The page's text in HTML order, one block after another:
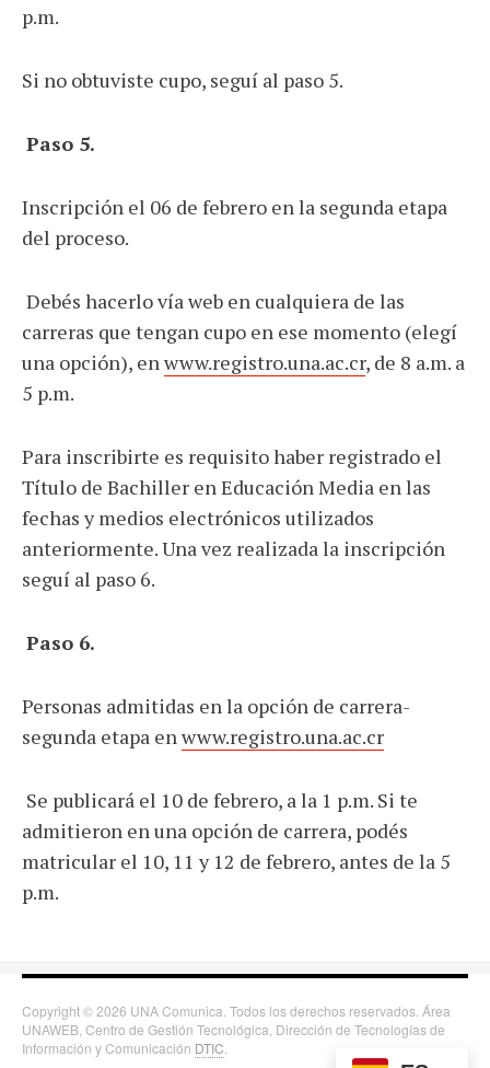
p.m.
Si no obtuviste cupo, seguí al paso 5.
Paso 5.
Inscripción el 06 de febrero en la segunda etapa
del proceso.
Debés hacerlo vía web en cualquiera de las
carreras que tengan cupo en ese momento (elegí
una opción), en www.registro.una.ac.cr, de 8 a.m. a
5 p.m.
Para inscribirte es requisito haber registrado el
Título de Bachiller en Educación Media en las
fechas y medios electrónicos utilizados
anteriormente. Una vez realizada la inscripción
seguí al paso 6.
Paso 6.
Personas admitidas en la opción de carrera-
segunda etapa en www.registro.una.ac.cr
Se publicará el 10 de febrero, a la 1 p.m. Si te
admitieron en una opción de carrera, podés
matricular el 10, 11 y 12 de febrero, antes de la 5
p.m.
Copyright © 2026 UNA Comunica. Todos los derechos reservados. Área
UNAWEB, Centro de Gestión Tecnológica, Dirección de Tecnologías de
Información y Comunicación DTIC